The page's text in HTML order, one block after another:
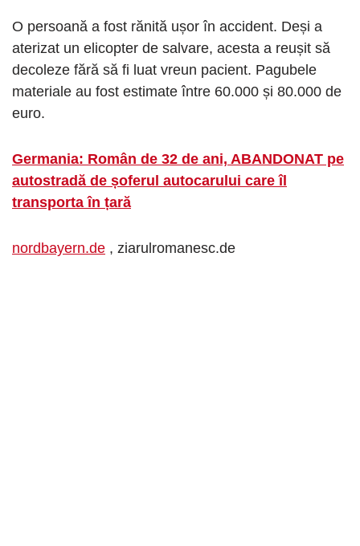
O persoană a fost rănită ușor în accident. Deși a
aterizat un elicopter de salvare, acesta a reușit să
decoleze fără să fi luat vreun pacient. Pagubele
materiale au fost estimate între 60.000 și 80.000 de
euro.
Germania: Român de 32 de ani, ABANDONAT pe
autostradă de șoferul autocarului care îl
transporta în țară
nordbayern.de , ziarulromanesc.de